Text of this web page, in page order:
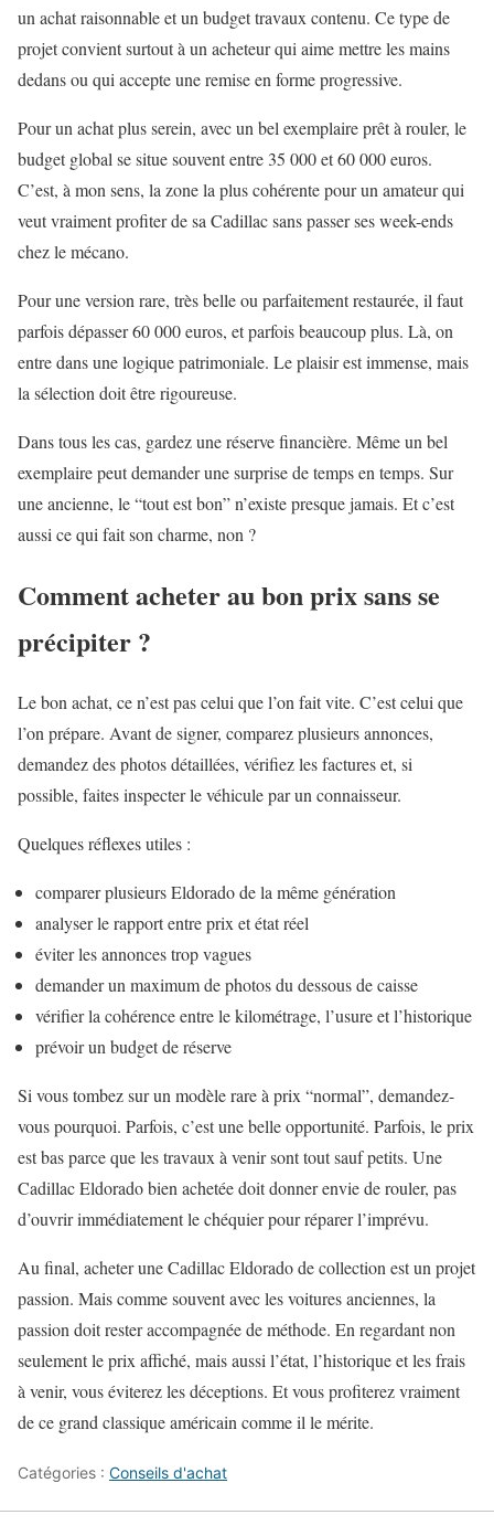
un achat raisonnable et un budget travaux contenu. Ce type de
projet convient surtout à un acheteur qui aime mettre les mains
dedans ou qui accepte une remise en forme progressive.
Pour un achat plus serein, avec un bel exemplaire prêt à rouler, le
budget global se situe souvent entre 35 000 et 60 000 euros.
C’est, à mon sens, la zone la plus cohérente pour un amateur qui
veut vraiment profiter de sa Cadillac sans passer ses week-ends
chez le mécano.
Pour une version rare, très belle ou parfaitement restaurée, il faut
parfois dépasser 60 000 euros, et parfois beaucoup plus. Là, on
entre dans une logique patrimoniale. Le plaisir est immense, mais
la sélection doit être rigoureuse.
Dans tous les cas, gardez une réserve financière. Même un bel
exemplaire peut demander une surprise de temps en temps. Sur
une ancienne, le “tout est bon” n’existe presque jamais. Et c’est
aussi ce qui fait son charme, non ?
Comment acheter au bon prix sans se
précipiter ?
Le bon achat, ce n’est pas celui que l’on fait vite. C’est celui que
l’on prépare. Avant de signer, comparez plusieurs annonces,
demandez des photos détaillées, vérifiez les factures et, si
possible, faites inspecter le véhicule par un connaisseur.
Quelques réflexes utiles :
comparer plusieurs Eldorado de la même génération
analyser le rapport entre prix et état réel
éviter les annonces trop vagues
demander un maximum de photos du dessous de caisse
vérifier la cohérence entre le kilométrage, l’usure et l’historique
prévoir un budget de réserve
Si vous tombez sur un modèle rare à prix “normal”, demandez-
vous pourquoi. Parfois, c’est une belle opportunité. Parfois, le prix
est bas parce que les travaux à venir sont tout sauf petits. Une
Cadillac Eldorado bien achetée doit donner envie de rouler, pas
d’ouvrir immédiatement le chéquier pour réparer l’imprévu.
Au final, acheter une Cadillac Eldorado de collection est un projet
passion. Mais comme souvent avec les voitures anciennes, la
passion doit rester accompagnée de méthode. En regardant non
seulement le prix affiché, mais aussi l’état, l’historique et les frais
à venir, vous éviterez les déceptions. Et vous profiterez vraiment
de ce grand classique américain comme il le mérite.
Catégories : Conseils d'achat